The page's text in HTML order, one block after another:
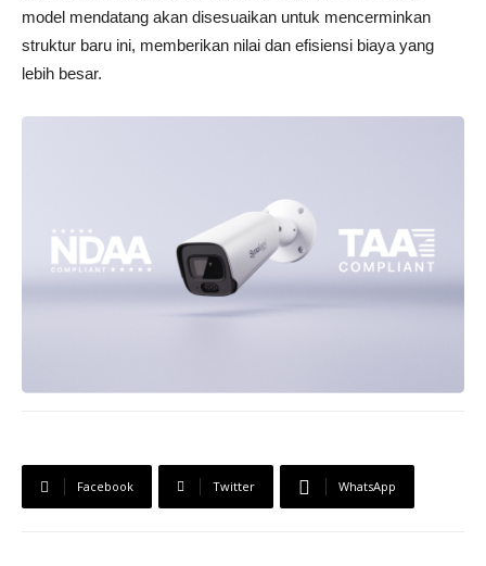
model mendatang akan disesuaikan untuk mencerminkan
struktur baru ini, memberikan nilai dan efisiensi biaya yang
lebih besar.
Facebook Twitter WhatsApp